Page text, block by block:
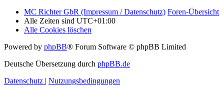
MC Richter GbR (Impressum / Datenschutz) Foren-Übersicht
Alle Zeiten sind UTC+01:00
Alle Cookies löschen
Powered by phpBB® Forum Software © phpBB Limited
Deutsche Übersetzung durch phpBB.de
Datenschutz | Nutzungsbedingungen